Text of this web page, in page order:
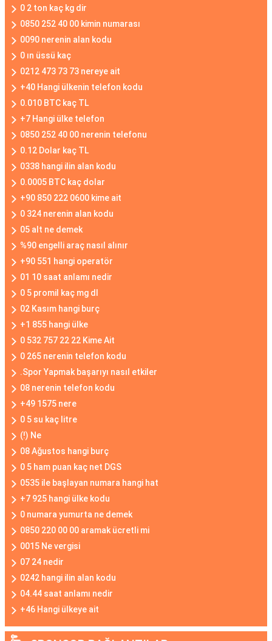
0 2 ton kaç kg dir
0850 252 40 00 kimin numarası
0090 nerenin alan kodu
0 ın üssü kaç
0212 473 73 73 nereye ait
+40 Hangi ülkenin telefon kodu
0.010 BTC kaç TL
+7 Hangi ülke telefon
0850 252 40 00 nerenin telefonu
0.12 Dolar kaç TL
0338 hangi ilin alan kodu
0.0005 BTC kaç dolar
+90 850 222 0600 kime ait
0 324 nerenin alan kodu
05 alt ne demek
%90 engelli araç nasıl alınır
+90 551 hangi operatör
01 10 saat anlamı nedir
0 5 promil kaç mg dl
02 Kasım hangi burç
+1 855 hangi ülke
0 532 757 22 22 Kime Ait
0 265 nerenin telefon kodu
.Spor Yapmak başarıyı nasıl etkiler
08 nerenin telefon kodu
+49 1575 nere
0 5 su kaç litre
(!) Ne
08 Ağustos hangi burç
0 5 ham puan kaç net DGS
0535 ile başlayan numara hangi hat
+7 925 hangi ülke kodu
0 numara yumurta ne demek
0850 220 00 00 aramak ücretli mi
0015 Ne vergisi
07 24 nedir
0242 hangi ilin alan kodu
04.44 saat anlamı nedir
+46 Hangi ülkeye ait